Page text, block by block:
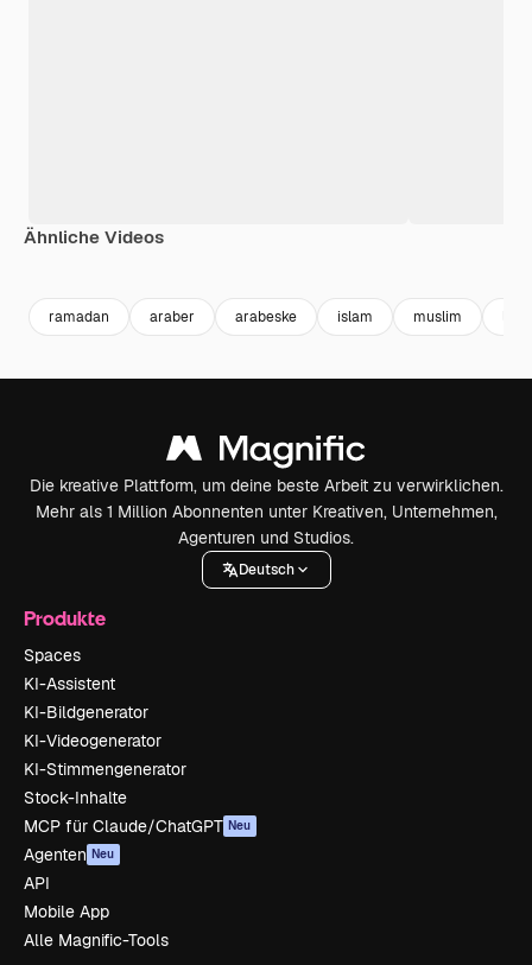
Ähnliche Videos
ramadan araber arabeske islam muslim
Die kreative Plattform, um deine beste Arbeit zu verwirklichen.
Mehr als 1 Million Abonnenten unter Kreativen, Unternehmen,
Agenturen und Studios.
Deutsch
Produkte
Spaces
KI-Assistent
KI-Bildgenerator
KI-Videogenerator
KI-Stimmengenerator
Stock-Inhalte
MCP für Claude/ChatGPT Neu
Agenten Neu
API
Mobile App
Alle Magnific-Tools